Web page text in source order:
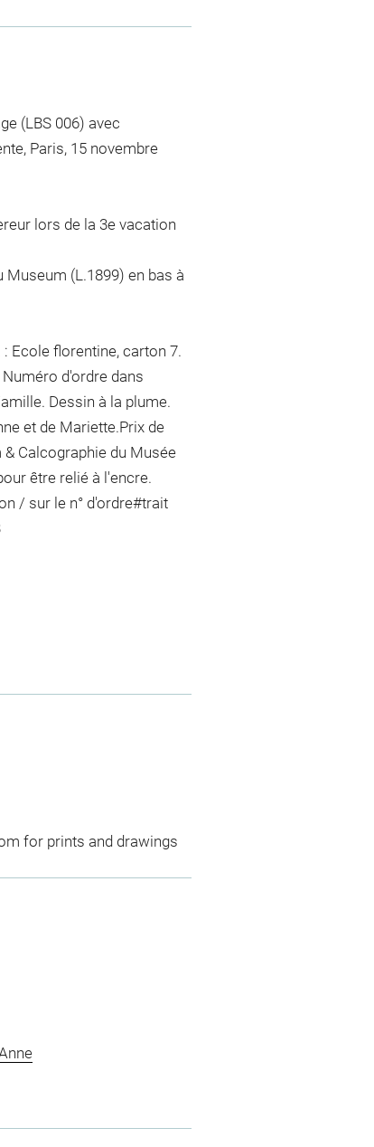
(LBS 006) avec
Paris, 15 novembre
lors de la 3e vacation
(L.1899) en bas à
Ecole florentine, carton 7.
d'ordre dans
Dessin à la plume.
et de Mariette.Prix de
Calcographie du Musée
être relié à l'encre.
/ sur le n° d'ordre#trait
for prints and drawings